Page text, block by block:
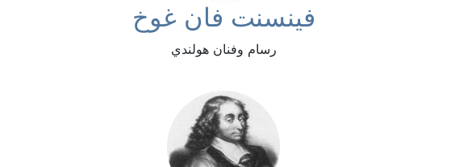
فينسنت فان غوخ
رسام وفنان هولندي